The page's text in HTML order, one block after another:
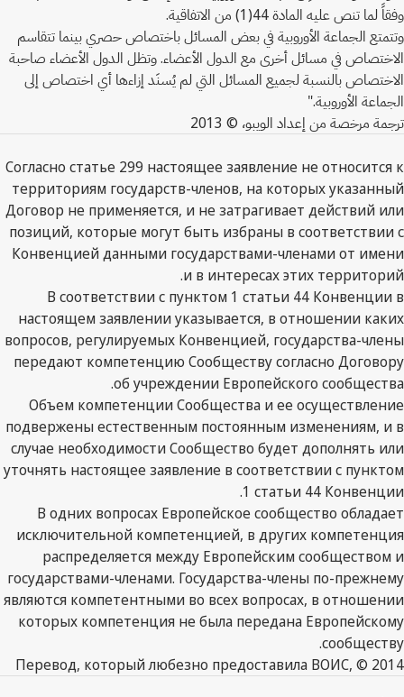
وفقاً لما تنص عليه المادة 44(1) من الاتفاقية.
وتتمتع الجماعة الأوروبية في بعض المسائل باختصاص حصري بينما تتقاسم
الاختصاص في مسائل أخرى مع الدول الأعضاء. وتظل الدول الأعضاء صاحبة
الاختصاص بالنسبة لجميع المسائل التي لم يُسنَد إزاءها أي اختصاص إلى
الجماعة الأوروبية."
ترجمة مرخصة من إعداد الويبو، © 2013
Согласно статье 299 настоящее заявление не относится к
территориям государств-членов, на которых указанный
Договор не применяется, и не затрагивает действий или
позиций, которые могут быть избраны в соответствии с
Конвенцией данными государствами-членами от имени
и в интересах этих территорий.
В соответствии с пунктом 1 статьи 44 Конвенции в
настоящем заявлении указывается, в отношении каких
вопросов, регулируемых Конвенцией, государства-члены
передают компетенцию Сообществу согласно Договору
об учреждении Европейского сообщества.
Объем компетенции Сообщества и ее осуществление
подвержены естественным постоянным изменениям, и в
случае необходимости Сообщество будет дополнять или
уточнять настоящее заявление в соответствии с пунктом
1 статьи 44 Конвенции.
В одних вопросах Европейское сообщество обладает
исключительной компетенцией, в других компетенция
распределяется между Европейским сообществом и
государствами-членами. Государства-члены по-прежнему
являются компетентными во всех вопросах, в отношении
которых компетенция не была передана Европейскому
сообществу.
Перевод, который любезно предоставила ВОИС, © 2014